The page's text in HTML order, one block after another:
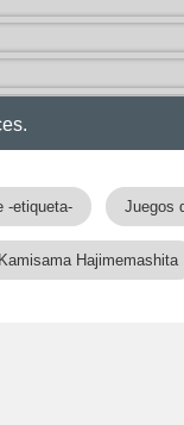
-etiqueta- Juegos
Hajimemashita